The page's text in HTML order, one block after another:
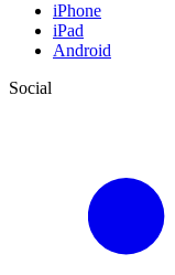
iPhone
iPad
Android
Social